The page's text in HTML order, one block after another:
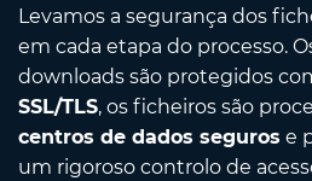
Levamos a segurança dos
em cada etapa do processo.
downloads são protegidos
SSL/TLS, os ficheiros são
centros de dados seguros e
um rigoroso controlo de